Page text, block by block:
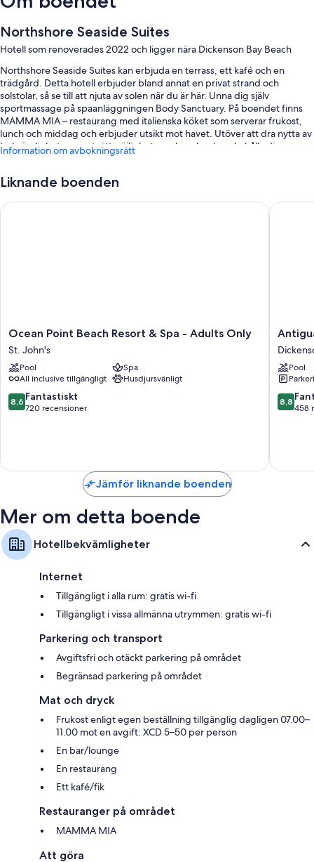
Northshore Seaside Suites
Hotell som renoverades 2022 och ligger nära Dickenson Bay Beach
Northshore Seaside Suites kan erbjuda en terrass, ett kafé och en
trädgård. Detta hotell erbjuder bland annat en privat strand och
solstolar, så se till att njuta av solen när du är här. Unna dig själv
sportmassage på spaanläggningen Body Sanctuary. På boendet finns
MAMMA MIA – restaurang med italienska köket som serverar frukost,
lunch och middag och erbjuder utsikt mot havet. Utöver att dra nytta av
bekvämligheter som tvättmöjligheter och en bar kan du hålla dig
uppkopplad via gratis wi-fi på rummet.
Du kan även se fram emot förmåner som följande:
Gratis vanlig parkering
Alla rum hos Northshore Seaside Suites ståtar med förmåner som
luftkonditionering och separata middagsplatser, samt extra
bekvämligheter såsom gratis wi-fi och rumsservice.
Du kan också hitta följande bekvämligheter i alla rum:
Badrum med duschar och gratis toalettartiklar
Information om avbokningsrätt
Liknande boenden
Ocean
Point
Beach
Resort
&
Spa
-
Ocean Point Beach Resort & Spa - Adults Only
St. John's
Pool
Spa
All inclusive tillgängligt
Husdjursvänligt
8.6
av
8,6 Fantastiskt
720 recensioner
Ocean Point Beach Resort & Spa - Adults Only
Antigua
Village
Beach
Resort
Bay
Pool
8.8
av
8,8
458
Antigua
Jämför liknande boenden
Mer om detta boende
Hotellbekvämligheter
Internet
Tillgängligt i alla rum: gratis wi-fi
Tillgängligt i vissa allmänna utrymmen: gratis wi-fi
Parkering och transport
Avgiftsfri och otäckt parkering på området
Begränsad parkering på området
Mat och dryck
Frukost enligt egen beställning tillgänglig dagligen 07.00–
11.00 mot en avgift: XCD 5–50 per person
En bar/lounge
En restaurang
Ett kafé/fik
Restauranger på området
MAMMA MIA
Att göra